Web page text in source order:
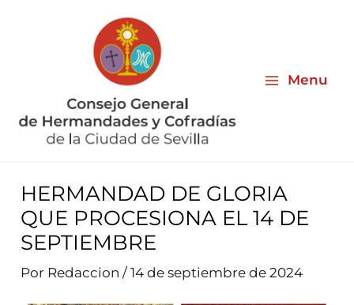
Menu
HERMANDAD DE GLORIA
QUE PROCESIONA EL 14 DE
SEPTIEMBRE
Por Redaccion/14 de septiembre de 2024